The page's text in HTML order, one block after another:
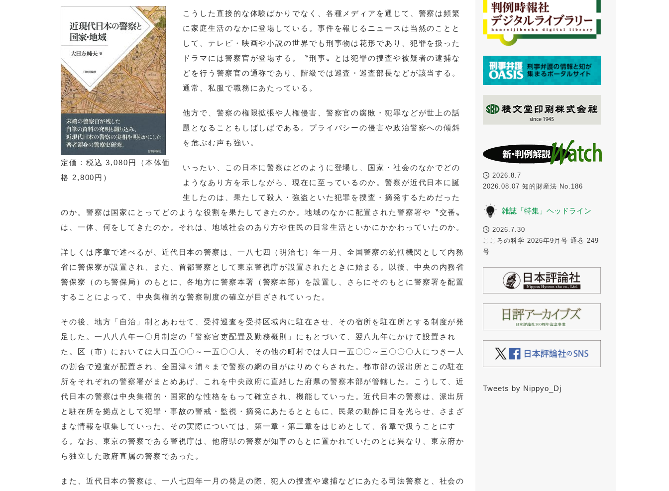
定価：税込 3,080円（本体価
格 2,800円）
こうした直接的な体験ばかりでなく、各種メディアを通じて、警察は頻繁
に家庭生活のなかに登場している。事件を報じるニュースは当然のことと
して、テレビ・映画や小説の世界でも刑事物は花形であり、犯罪を扱った
ドラマには警察官が登場する。〝刑事〟とは犯罪の捜査や被疑者の逮捕な
どを行う警察官の通称であり、階級では巡査・巡査部長などが該当する。
通常、私服で職務にあたっている。
他方で、警察の権限拡張や人権侵害、警察官の腐敗・犯罪などが世上の話
題となることもしばしばである。プライバシーの侵害や政治警察への傾斜
を危ぶむ声も強い。
いったい、この日本に警察はどのように登場し、国家・社会のなかでどの
ようなあり方を示しながら、現在に至っているのか。警察が近代日本に誕
生したのは、果たして殺人・強盗といた犯罪を捜査・摘発するためだった
のか。警察は国家にとってどのような役割を果たしてきたのか。地域のなかに配置された警察署や〝交番〟
は、一体、何をしてきたのか。それは、地域社会のあり方や住民の日常生活といかにかかわっていたのか。
詳しくは序章で述べるが、近代日本の警察は、一八七四（明治七）年一月、全国警察の統轄機関として内務
省に警保寮が設置され、また、首都警察として東京警視庁が設置されたときに始まる。以後、中央の内務省
警保寮（のち警保局）のもとに、各地方に警察本署（警察本部）を設置し、さらにそのもとに警察署を配置
することによって、中央集権的な警察制度の確立が目ざされていった。
その後、地方「自治」制とあわせて、受持巡査を受持区域内に駐在させ、その宿所を駐在所とする制度が発
足した。一八八八年一〇月制定の「警察官吏配置及勤務概則」にもとづいて、翌八九年にかけて設置され
た。区（市）においては人口五〇〇～一五〇〇人、その他の町村では人口一五〇〇～三〇〇〇人につき一人
の割合で巡査が配置され、全国津々浦々まで警察の網の目がはりめぐらされた。都市部の派出所とこの駐在
所をそれぞれの警察署がまとめあげ、これを中央政府に直結した府県の警察本部が管轄した。こうして、近
代日本の警察は中央集権的・国家的な性格をもって確立され、機能していった。近代日本の警察は、派出所
と駐在所を拠点として犯罪・事故の警戒・監視・摘発にあたるとともに、民衆の動静に目を光らせ、さまざ
まな情報を収集していった。その実際については、第一章・第二章をはじめとして、各章で扱うことにす
る。なお、東京の警察である警視庁は、他府県の警察が知事のもとに置かれていたのとは異なり、東京府か
ら独立した政府直属の警察であった。
また、近代日本の警察は、一八七四年一月の発足の際、犯人の捜査や逮捕などにあたる司法警察と、社会の
2026.8.7
2026.08.07 知的財産法 No.186
雑誌「特集」ヘッドライン
2026.7.30
こころの科学 2026年9月号 通巻 249
号
Tweets by Nippyo_Dj